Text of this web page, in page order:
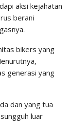
aksi kejahatan
berani
bikers yang
generasi yang
dan yang tua
luar